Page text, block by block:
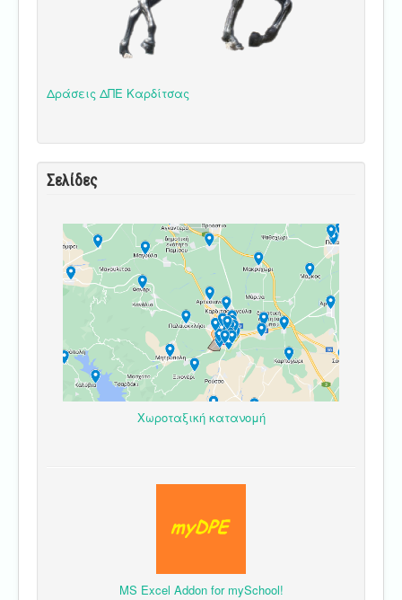
Δράσεις ΔΠΕ Καρδίτσας
Σελίδες
Χωροταξική κατανομή
MS Excel Addon for mySchool!